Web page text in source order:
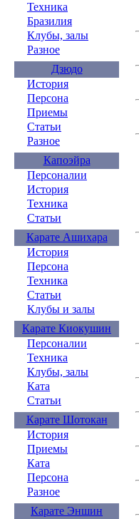
Техника
Бразилия
Клубы, залы
Разное
Дзюдо
История
Персона
Приемы
Статьи
Разное
Капоэйра
Персоналии
История
Техника
Статьи
Карате Ашихара
История
Персона
Техника
Статьи
Клубы и залы
Карате Киокушин
Персоналии
Техника
Клубы, залы
Ката
Статьи
Карате Шотокан
История
Приемы
Ката
Персона
Разное
Карате Эншин